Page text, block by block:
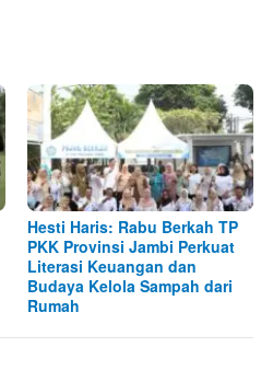
Hesti Haris: Rabu Berkah TP
PKK Provinsi Jambi Perkuat
Literasi Keuangan dan
Budaya Kelola Sampah dari
Rumah